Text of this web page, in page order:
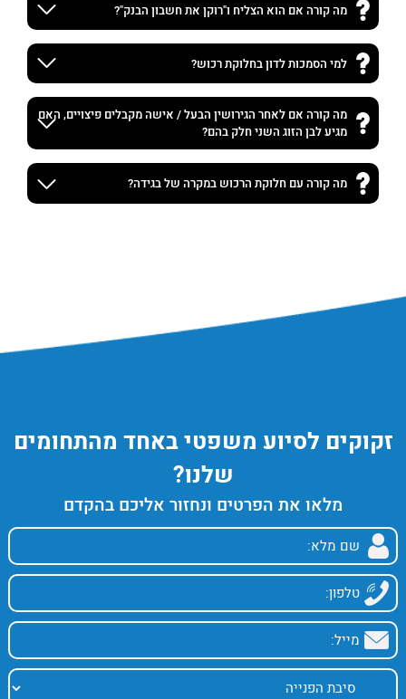
מה קורה אם הוא הצליח ו"רוקן את חשבון הבנק"?
למי הסמכות לדון בחלוקת רכוש?
מה קורה אם לאחר הגירושין הבעל / אישה מקבלים פיצויים, האם
מגיע לבן הזוג השני חלק בהם?
מה קורה עם חלוקת הרכוש במקרה של בגידה?
זקוקים לסיוע משפטי באחד מהתחומים
שלנו?
מלאו את הפרטים ונחזור אליכם בהקדם